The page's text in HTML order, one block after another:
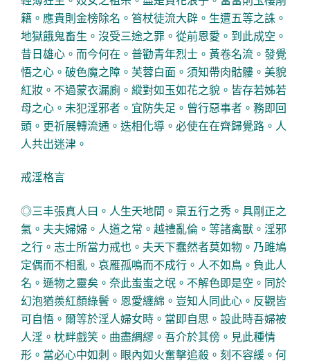
籍。應貴則金榜除名。笞杖徒流大辟。生遭五等之誅。
地獄餓鬼畜生。沒受三途之罪。從前恩愛。到此成空。
昔日雄心。而今何在。普勸青年烈士。黃卷名流。發覺
悟之心。破色魔之障。芙蓉白面。須知帶肉骷髏。美貌
紅妝。不過蒙衣漏廁。縱對如玉如花之貌。皆存若姊若
母之心。未犯淫邪者。宜防失足。曾行惡事者。務即回
頭。更祈展轉流通。迭相化導。必使在在齊歸覺路。人
人共出迷津。
戒淫格言
◎三丰張真人曰。人生天地間。稟五行之秀。具剛正之
氣。夫夫婦婦。人道之常。越禮亂倫。等諸禽獸。淫邪
之行。志士所當力戒也。夫天下蠢然者莫如物。乃雎鳩
定偶而不相亂。哀雁孤鳴而不成行。人不如鳥。負此人
名。遜物之靈矣。奈此蚩蚩之氓。不解色即是空。同於
幻泡猶羨紅顏綠鬢。恩愛纏綿。豈知人同此心。反觀皆
可自悟。爾等於淫人婦女時。當即自思。設此時吾婦被
人淫。枕畔戲笑。曲盡綢繆。吾介於其傍。見此種情
形。當必心中如刺。眼內如火奮擊追殺。刻不容緩。何